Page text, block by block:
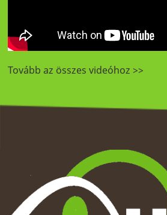
Tovább az összes videóhoz >>